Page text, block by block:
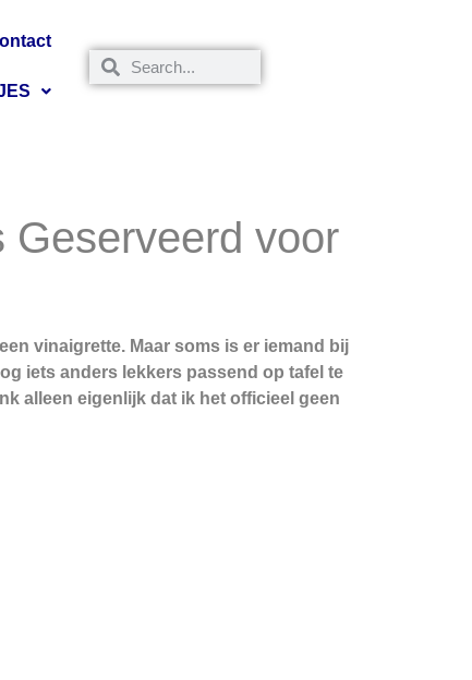
Geserveerd voor
vinaigrette. Maar soms is er iemand bij
iets anders lekkers passend op tafel te
alleen eigenlijk dat ik het officieel geen